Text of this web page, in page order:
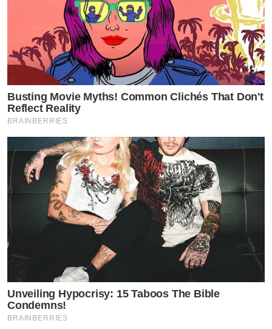
Busting Movie Myths! Common Clichés That Don't
Reflect Reality
BRAINBERRIES
Unveiling Hypocrisy: 15 Taboos The Bible
Condemns!
BRAINBERRIES